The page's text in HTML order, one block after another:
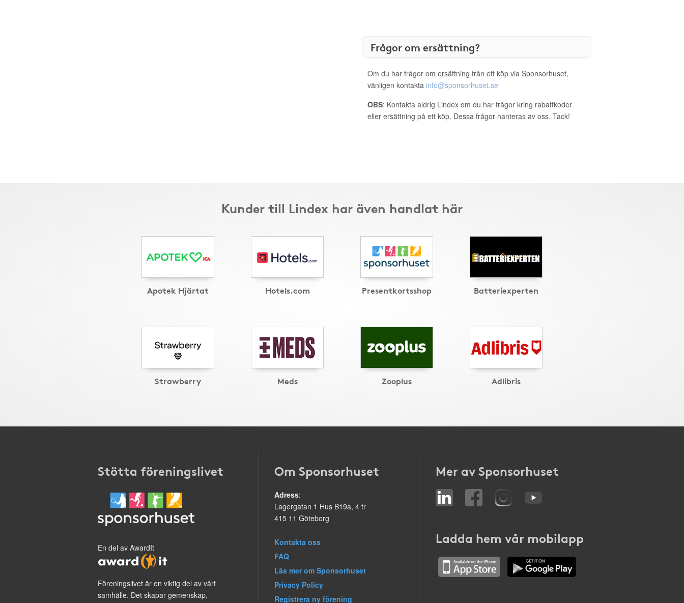
Frågor om ersättning?
Om du har frågor om ersättning från ett köp via Sponsorhuset,
vänligen kontakta info@sponsorhuset.se
OBS: Kontakta aldrig Lindex om du har frågor kring rabattkoder
eller ersättning på ett köp. Dessa frågor hanteras av oss. Tack!
Kunder till Lindex har även handlat här
Apotek Hjärtat Hotels.com Presentkortsshop Batteriexperten
Strawberry Meds Zooplus Adlibris
Stötta föreningslivet
En del av AwardIt
Föreningslivet är en viktig del av vårt
samhälle. Det skapar gemenskap,
Om Sponsorhuset
Adress:
Lagergatan 1 Hus B19a, 4 tr
415 11 Göteborg
Kontakta oss
FAQ
Läs mer om Sponsorhuset
Privacy Policy
Registrera ny förening
Mer av Sponsorhuset
Ladda hem vår mobilapp